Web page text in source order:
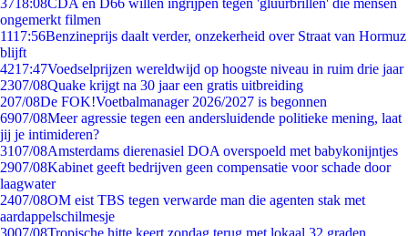
3718:08CDA en D66 willen ingrijpen tegen 'gluurbrillen' die mensen
ongemerkt filmen
1117:56Benzineprijs daalt verder, onzekerheid over Straat van Hormuz
blijft
4217:47Voedselprijzen wereldwijd op hoogste niveau in ruim drie jaar
2307/08Quake krijgt na 30 jaar een gratis uitbreiding
207/08De FOK!Voetbalmanager 2026/2027 is begonnen
6907/08Meer agressie tegen een andersluidende politieke mening, laat
jij je intimideren?
3107/08Amsterdams dierenasiel DOA overspoeld met babykonijntjes
2907/08Kabinet geeft bedrijven geen compensatie voor schade door
laagwater
2407/08OM eist TBS tegen verwarde man die agenten stak met
aardappelschilmesje
3007/08Tropische hitte keert zondag terug met lokaal 32 graden